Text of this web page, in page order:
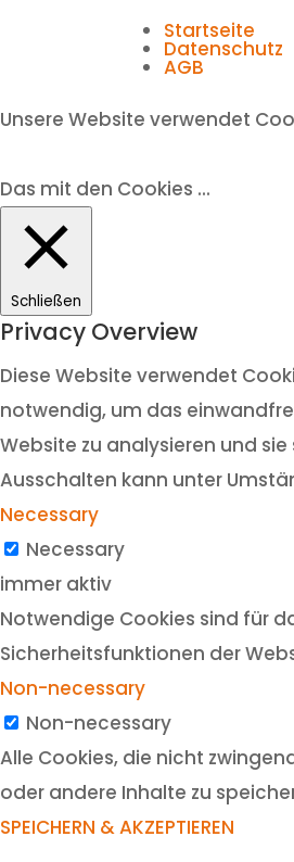
Startseite
Datenschutz
AGB
Unsere Website verwendet
Das mit den Cookies ...
Schließen
Privacy Overview
Diese Website verwendet
notwendig, um das
Website zu analysieren und
Ausschalten kann unter
Necessary
Necessary
immer aktiv
Notwendige Cookies sind für
Sicherheitsfunktionen der
Non-necessary
Non-necessary
Alle Cookies, die nicht
oder andere Inhalte zu
SPEICHERN & AKZEPTIEREN